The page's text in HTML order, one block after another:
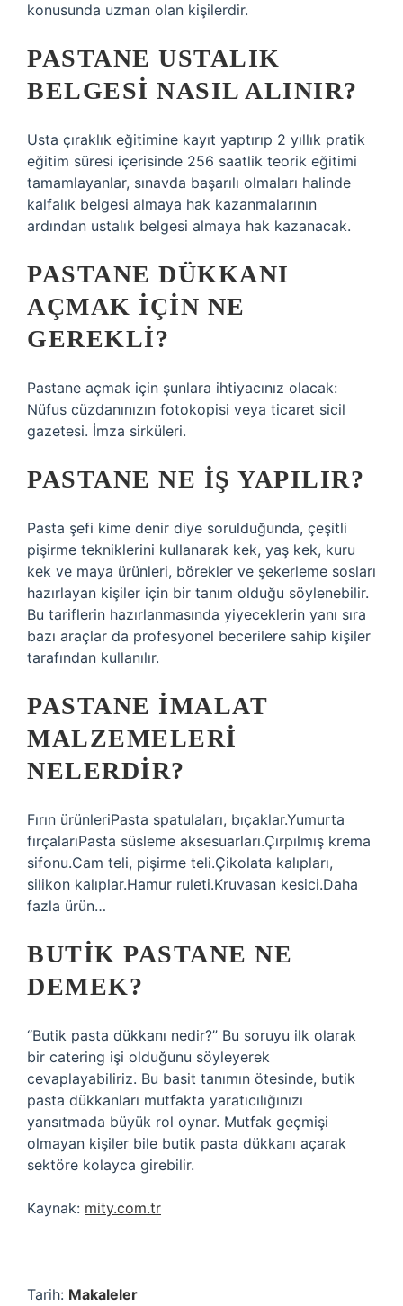
konusunda uzman olan kişilerdir.
PASTANE USTALIK
BELGESI NASIL ALINIR?
Usta çıraklık eğitimine kayıt yaptırıp 2 yıllık pratik
eğitim süresi içerisinde 256 saatlik teorik eğitimi
tamamlayanlar, sınavda başarılı olmaları halinde
kalfalık belgesi almaya hak kazanmalarının
ardından ustalık belgesi almaya hak kazanacak.
PASTANE DÜKKANI
AÇMAK IÇIN NE
GEREKLI?
Pastane açmak için şunlara ihtiyacınız olacak:
Nüfus cüzdanınızın fotokopisi veya ticaret sicil
gazetesi. İmza sirküleri.
PASTANE NE IŞ YAPILIR?
Pasta şefi kime denir diye sorulduğunda, çeşitli
pişirme tekniklerini kullanarak kek, yaş kek, kuru
kek ve maya ürünleri, börekler ve şekerleme sosları
hazırlayan kişiler için bir tanım olduğu söylenebilir.
Bu tariflerin hazırlanmasında yiyeceklerin yanı sıra
bazı araçlar da profesyonel becerilere sahip kişiler
tarafından kullanılır.
PASTANE IMALAT
MALZEMELERI
NELERDIR?
Fırın ürünleriPasta spatulaları, bıçaklar.Yumurta
fırçalarıPasta süsleme aksesuarları.Çırpılmış krema
sifonu.Cam teli, pişirme teli.Çikolata kalıpları,
silikon kalıplar.Hamur ruleti.Kruvasan kesici.Daha
fazla ürün…
BUTIK PASTANE NE
DEMEK?
“Butik pasta dükkanı nedir?” Bu soruyu ilk olarak
bir catering işi olduğunu söyleyerek
cevaplayabiliriz. Bu basit tanımın ötesinde, butik
pasta dükkanları mutfakta yaratıcılığınızı
yansıtmada büyük rol oynar. Mutfak geçmişi
olmayan kişiler bile butik pasta dükkanı açarak
sektöre kolayca girebilir.
Kaynak: mity.com.tr
Tarih: Makaleler